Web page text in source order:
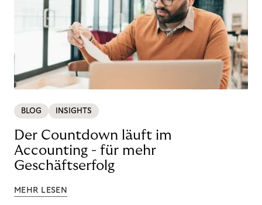
BLOG INSIGHTS
Der Countdown läuft im
Accounting - für mehr
Geschäftserfolg
MEHR LESEN